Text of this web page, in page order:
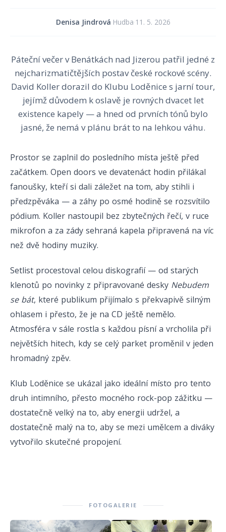
Denisa Jindrová Hudba 11. 5. 2026
Páteční večer v Benátkách nad Jizerou patřil jedné z
nejcharizmatičtějších postav české rockové scény.
David Koller dorazil do Klubu Loděnice s jarní tour,
jejímž důvodem k oslavě je rovných dvacet let
existence kapely — a hned od prvních tónů bylo
jasné, že nemá v plánu brát to na lehkou váhu.
Prostor se zaplnil do posledního místa ještě před
začátkem. Open doors ve devatenáct hodin přilákal
fanoušky, kteří si dali záležet na tom, aby stihli i
předzpěváka — a záhy po osmé hodině se rozsvítilo
pódium. Koller nastoupil bez zbytečných řečí, v ruce
mikrofon a za zády sehraná kapela připravená na víc
než dvě hodiny muziky.
Setlist procestoval celou diskografií — od starých
klenotů po novinky z připravované desky Nebudem
se bát, které publikum přijímalo s překvapivě silným
ohlasem i přesto, že je na CD ještě nemělo.
Atmosféra v sále rostla s každou písní a vrcholila při
největších hitech, kdy se celý parket proměnil v jeden
hromadný zpěv.
Klub Loděnice se ukázal jako ideální místo pro tento
druh intimního, přesto mocného rock-pop zážitku —
dostatečně velký na to, aby energii udržel, a
dostatečně malý na to, aby se mezi umělcem a diváky
vytvořilo skutečné propojení.
FOTOGALERIE